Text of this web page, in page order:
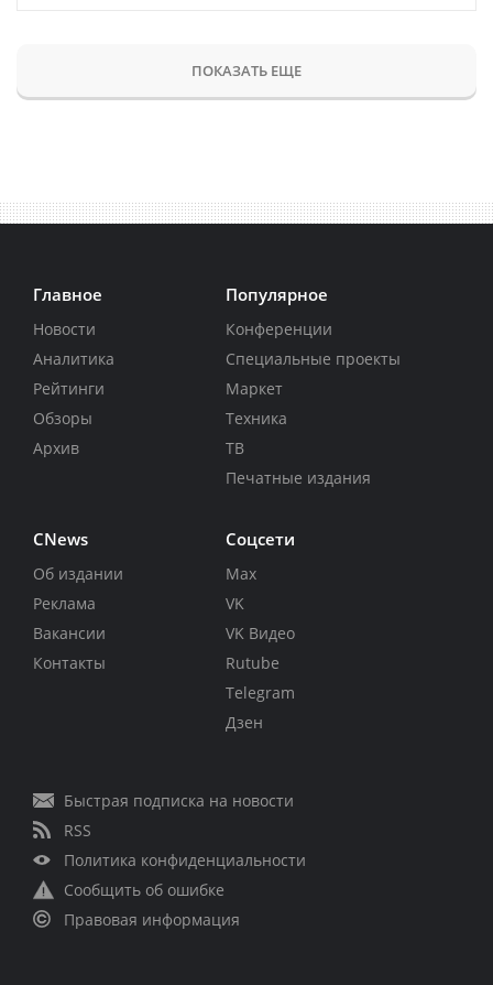
ПОКАЗАТЬ ЕЩЕ
Главное
Новости
Аналитика
Рейтинги
Обзоры
Архив
Популярное
Конференции
Специальные проекты
Маркет
Техника
ТВ
Печатные издания
CNews
Об издании
Реклама
Вакансии
Контакты
Соцсети
Max
VK
VK Видео
Rutube
Telegram
Дзен
Быстрая подписка на новости
RSS
Политика конфиденциальности
Сообщить об ошибке
Правовая информация